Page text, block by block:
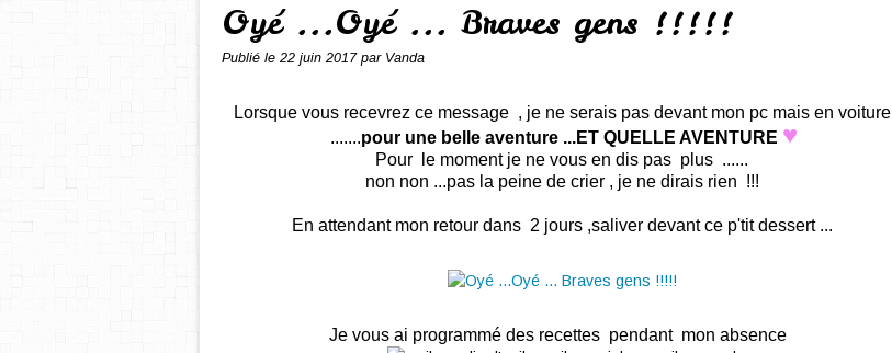
Oyé ...Oyé ... Braves gens !!!!!
Publié le 22 juin 2017 par Vanda
Lorsque vous recevrez ce message , je ne serais pas devant mon pc mais en voiture
.......pour une belle aventure ...ET QUELLE AVENTURE ♥
Pour le moment je ne vous en dis pas plus ......
non non ...pas la peine de crier , je ne dirais rien !!!
En attendant mon retour dans 2 jours ,saliver devant ce p'tit dessert ...
Je vous ai programmé des recettes pendant mon absence